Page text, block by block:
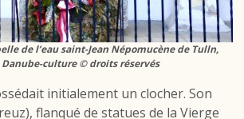
de l’eau saint-Jean Népomucène de Tulln,
culture © droits réservés
initialement un clocher. Son
flanqué de statues de la Vierge